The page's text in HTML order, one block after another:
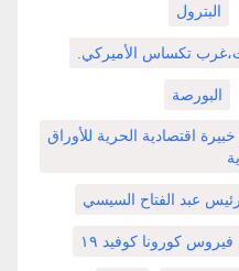
البترول
تكساس الأميركي.
البورصة
اقتصادية الحرية للأوراق
عبد الفتاح السيسي
كورونا كوفيد ١٩